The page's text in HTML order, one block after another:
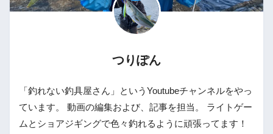
つりぽん
「釣れない釣具屋さん」というYoutubeチャンネルをやっ
ています。 動画の編集および、記事を担当。 ライトゲー
ムとショアジギングで色々釣れるように頑張ってます！